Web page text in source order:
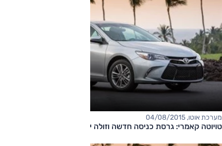
מערכת אוטו, 04/08/2015
טויוטה קאמרי: גרסת כניסה חדשה וזולה יותר